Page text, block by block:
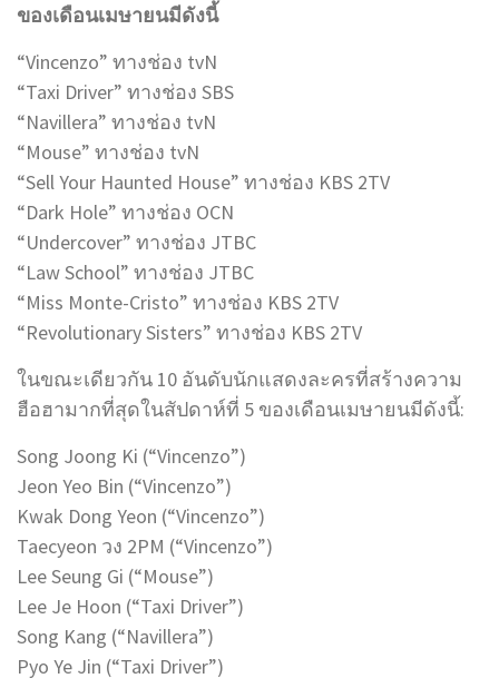
ของเดือนเมษายนมีดังนี้
“Vincenzo” ทางช่อง tvN
“Taxi Driver” ทางช่อง SBS
“Navillera” ทางช่อง tvN
“Mouse” ทางช่อง tvN
“Sell Your Haunted House” ทางช่อง KBS 2TV
“Dark Hole” ทางช่อง OCN
“Undercover” ทางช่อง JTBC
“Law School” ทางช่อง JTBC
“Miss Monte-Cristo” ทางช่อง KBS 2TV
“Revolutionary Sisters” ทางช่อง KBS 2TV
ในขณะเดียวกัน 10 อันดับนักแสดงละครที่สร้างความ
ฮือฮามากที่สุดในสัปดาห์ที่ 5 ของเดือนเมษายนมีดังนี้:
Song Joong Ki (“Vincenzo”)
Jeon Yeo Bin (“Vincenzo”)
Kwak Dong Yeon (“Vincenzo”)
Taecyeon วง 2PM (“Vincenzo”)
Lee Seung Gi (“Mouse”)
Lee Je Hoon (“Taxi Driver”)
Song Kang (“Navillera”)
Pyo Ye Jin (“Taxi Driver”)